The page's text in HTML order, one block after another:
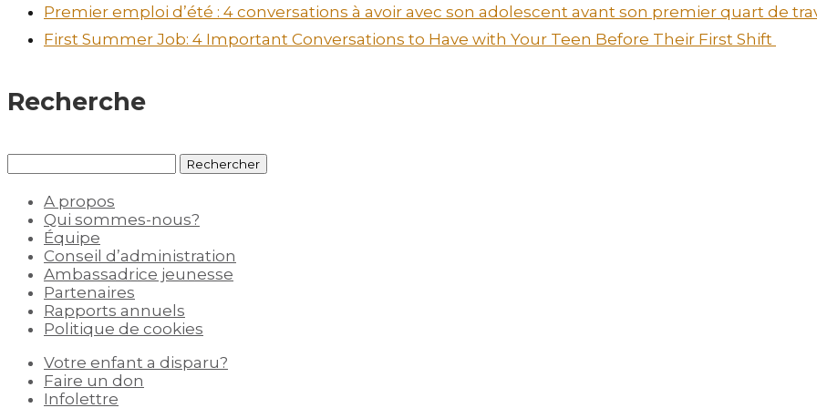
Premier emploi d’été : 4 conversations à avoir avec son adolescent avant son premier quart de
First Summer Job: 4 Important Conversations to Have with Your Teen Before Their First Shift
Recherche
A propos
Qui sommes-nous?
Équipe
Conseil d’administration
Ambassadrice jeunesse
Partenaires
Rapports annuels
Politique de cookies
Votre enfant a disparu?
Faire un don
Infolettre